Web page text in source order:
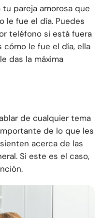
pareja amorosa que
le fue el día. Puedes
teléfono si está fuera
cómo le fue el día, ella
das la máxima
de cualquier tema
de lo que les
acerca de las
Si este es el caso,